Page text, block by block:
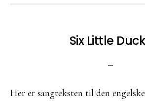
Six Little
Her er sangteksten til den